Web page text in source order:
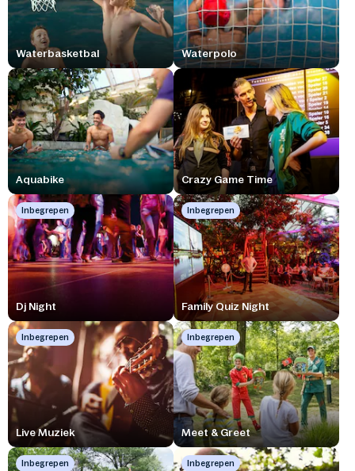
Waterbasketbal Waterpolo
Aquabike Crazy Game Time
Inbegrepen
Dj Night
Inbegrepen
Family Quiz Night
Inbegrepen
Live Muziek
Inbegrepen
Meet & Greet
Inbegrepen Inbegrepen